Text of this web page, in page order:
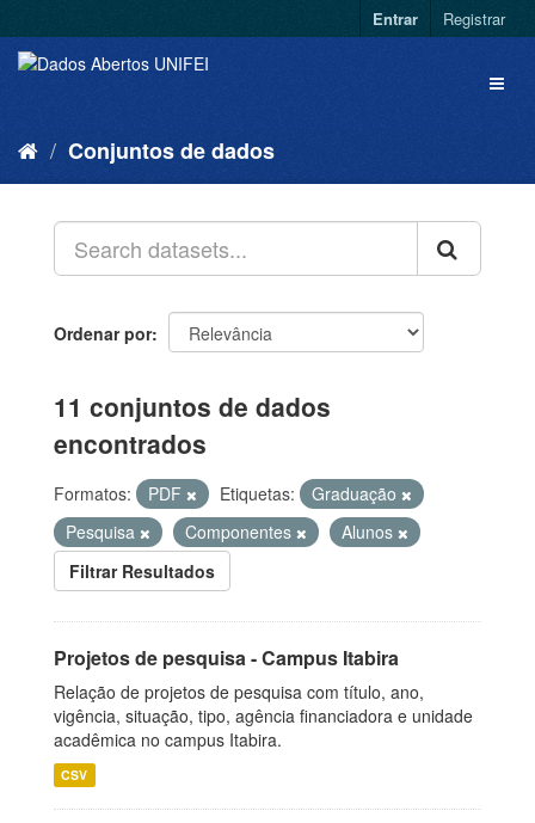
Entrar Registrar
Conjuntos de dados
Ordenar por
11 conjuntos de dados
encontrados
Formatos: PDF Etiquetas:
Graduação
Pesquisa
Componentes
Alunos
Filtrar Resultados
Projetos de pesquisa - Campus Itabira
Relação de projetos de pesquisa com título, ano,
vigência, situação, tipo, agência financiadora e unidade
acadêmica no campus Itabira.
CSV